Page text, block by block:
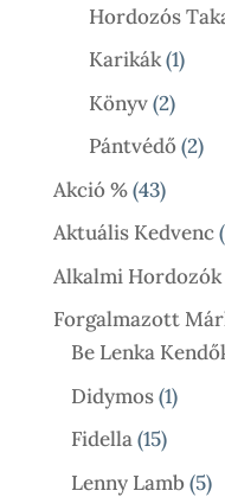
Hordozós
Karikák 11
Könyv 22
Termék
Pántvédő 22
Akció % 4343
Aktuális Kedvenc
Alkalmi Hordozók
Forgalmazott
Be Lenka
Didymos 11
Fidella 1515
Termék
Lenny Lamb 55